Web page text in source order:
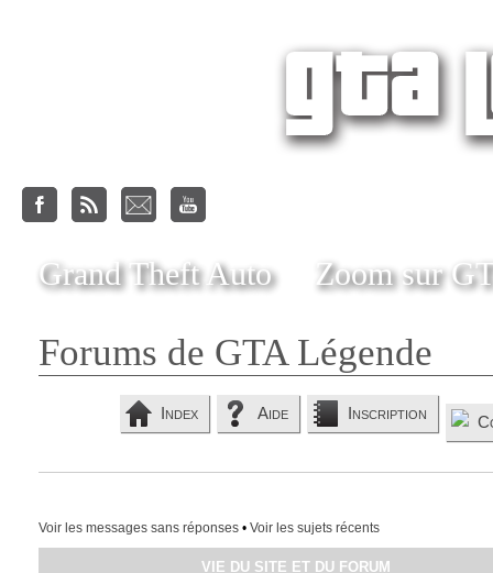
Grand Theft Auto Zoom sur
Forums de GTA Légende
Index Aide Inscription
Voir les messages sans réponses• Voir les sujets récents
VIE DU SITE ET DU FORUM